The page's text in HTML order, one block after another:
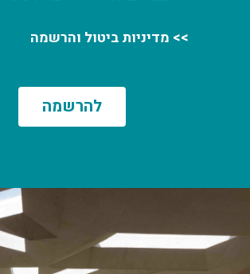
>> מדיניות ביטול והרשמה
להרשמה